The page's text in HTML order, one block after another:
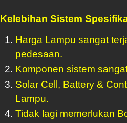
Kelebihan Sistem
Harga Lampu sangat
pedesaan.
Komponen sistem
Solar Cell, Battery &
Lampu.
Tidak lagi memerlukan